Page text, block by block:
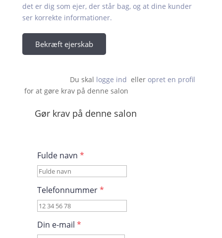
det er dig som ejer, der står bag, og at dine kunder
ser korrekte informationer.
Bekræft ejerskab
Du skal logge ind eller opret en profil
for at gøre krav på denne salon
Gør krav på denne salon
Fulde navn *
Telefonnummer*
Din e-mail *